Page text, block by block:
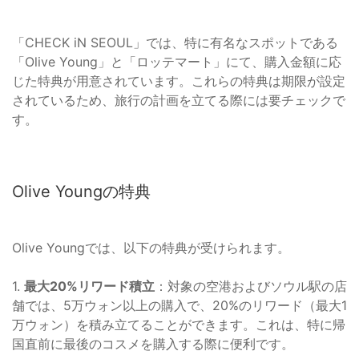
「CHECK iN SEOUL」では、特に有名なスポットである
「Olive Young」と「ロッテマート」にて、購入金額に応
じた特典が用意されています。これらの特典は期限が設定
されているため、旅行の計画を立てる際には要チェックで
す。
Olive Youngの特典
Olive Youngでは、以下の特典が受けられます。
1. 最大20%リワード積立 ：対象の空港およびソウル駅の店
舗では、5万ウォン以上の購入で、20%のリワード（最大1
万ウォン）を積み立てることができます。これは、特に帰
国直前に最後のコスメを購入する際に便利です。